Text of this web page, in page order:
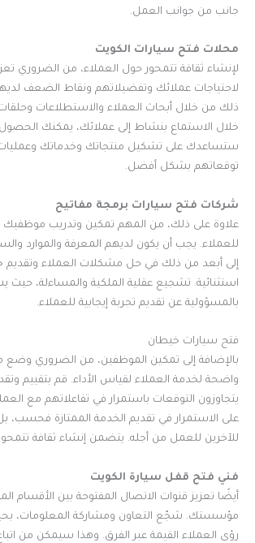
جانب من جوانب العمل.
محلات فتح سيارات الكويت
لإنشاء ثقافة تتمحور حول العملاء، من الضروري
لاحتياجات عملائك وتفضيلاتهم ونقاط الضعف
ذلك من خلال أبحاث العملاء والاستطلاعات
خلال الاستماع بنشاط إلى عملائك، يمكنك
ستساعدك على تشكيل منتجاتك وخدماتك وعمليات
توقعاتهم بشكل أفضل.
شركات فتح سيارات برمجة مفاتيح
علاوة على ذلك، من المهم تمكين وتدريب موظفيك
للعملاء. يجب أن يكون لديهم المعرفة والموارد
إلى أبعد من ذلك في حل مشكلات العملاء وتقديم
استثنائية. تشجيع عقلية الملكية والمساءلة،
بالمسؤولية عن تقديم تجربة إيجابية للعملاء.
فتح سيارات خيطان
بالإضافة إلى تمكين الموظفين، من الضروري وضع
واضحة لخدمة العملاء لقياس الأداء. قم بتقييم
يتجاوزون التوقعات باستمرار في تفاعلاتهم مع
على الاستمرار في تقديم الخدمة الممتازة فحسب،
للآخرين للعمل من أجله. يتضمن إنشاء ثقافة
فني فتح قفل سيارة الكويت
أيضًا تعزيز قنوات الاتصال المفتوحة بين الأقسام
مؤسستك. شجّع التعاون ومشاركة المعلومات،
رؤى العملاء القيمة عبر الفرق. وهذا سيمكن من